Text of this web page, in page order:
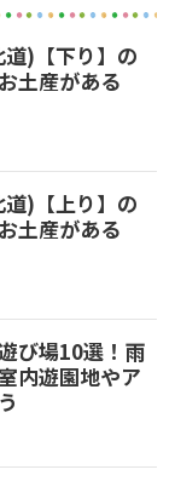
)【下り】の
土産がある
)【上り】の
土産がある
び場10選！雨
内遊園地やア